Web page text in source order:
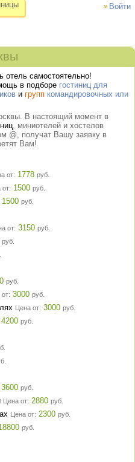
Войти
отель самостоятельно!
в подборе гостиниц для
и групп командировочных или
В настоящий момент в
, миниотелей и хостелов
@, получат Вашу заявку в
Вам!
от: 1778 руб.
от: 1500 руб.
1500 руб.
от: 3150 руб.
руб.
руб.
от: 3000 руб.
Цена от: 3000 руб.
4200 руб.
3600 руб.
Цена от: 2880 руб.
Цена от: 2300 руб.
руб.